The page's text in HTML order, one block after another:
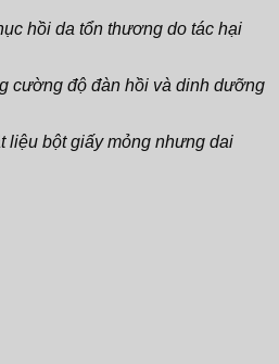
hồi da tổn thương do tác hại
cường độ đàn hồi và dinh dưỡng
liệu bột giấy mỏng nhưng dai